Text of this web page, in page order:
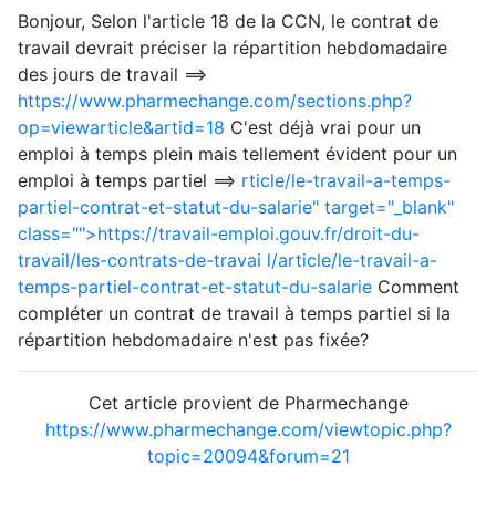
Bonjour, Selon l'article 18 de la CCN, le contrat de
travail devrait préciser la répartition hebdomadaire
des jours de travail ==>
https://www.pharmechange.com/sections.php?
op=viewarticle&artid=18 C'est déjà vrai pour un
emploi à temps plein mais tellement évident pour un
emploi à temps partiel ==> rticle/le-travail-a-temps-
partiel-contrat-et-statut-du-salarie" target="_blank"
class="">https://travail-emploi.gouv.fr/droit-du-
travail/les-contrats-de-travai l/article/le-travail-a-
temps-partiel-contrat-et-statut-du-salarie Comment
compléter un contrat de travail à temps partiel si la
répartition hebdomadaire n'est pas fixée?
Cet article provient de Pharmechange
https://www.pharmechange.com/viewtopic.php?
topic=20094&forum=21